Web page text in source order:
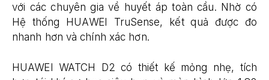
với các chuyên gia về huyết áp toàn cầu. Nhờ có
Hệ thống HUAWEI TruSense, kết quả được đo
nhanh hơn và chính xác hơn.
HUAWEI WATCH D2 có thiết kế mỏng nhẹ, tích